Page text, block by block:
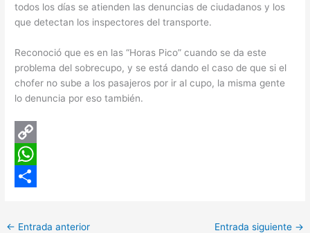
todos los días se atienden las denuncias de ciudadanos y los
que detectan los inspectores del transporte.
Reconoció que es en las “Horas Pico” cuando se da este
problema del sobrecupo, y se está dando el caso de que si el
chofer no sube a los pasajeros por ir al cupo, la misma gente
lo denuncia por eso también.
C
oW
← Entrada anterior Entrada siguiente →